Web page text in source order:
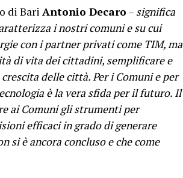
di Bari Antonio Decaro – significa
i nostri comuni e su cui
con i partner privati come TIM, ma
di vita dei cittadini, semplificare e
delle città. Per i Comuni e per
è la vera sfida per il futuro. Il
ai Comuni gli strumenti per
efficaci in grado di generare
si è ancora concluso e che come